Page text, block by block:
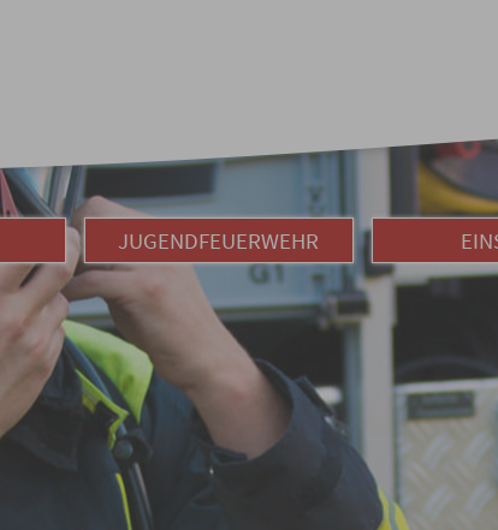
JUGENDFEUERWEHR